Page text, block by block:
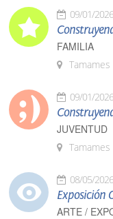
09/01/2026
FAMILIA
Tamames
09/01/2026
JUVENTUD
Tamames
08/05/2026
Exposición
ARTE /